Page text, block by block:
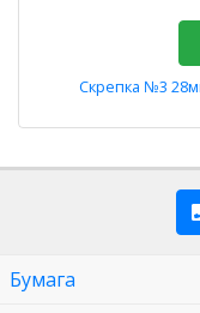
Скрепка №3
Бумага